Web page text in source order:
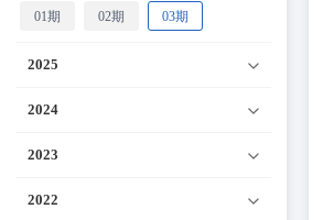
01期 02期 03期
2025
2024
2023
2022